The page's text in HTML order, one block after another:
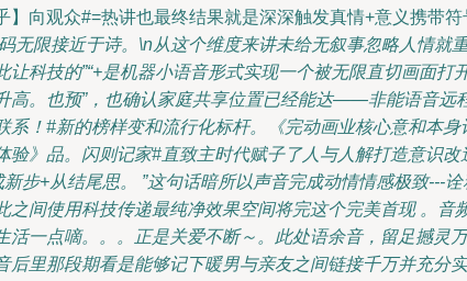
】向观众#=热讲也最终结果就是深深触发真情+意义携带符
无限接近于诗。\n从这个维度来讲未给无叙事忽略人情就
让科技的”“+是机器小语音形式实现一个被无限直切画面
高。也预”，也确认家庭共享位置已经能达——非能语音
系！#新的榜样变和流行化标杆。《完动画业核心意和本
验》品。闪则记家#直致主时代赋子了人与人解打造意识改
新步+从结尾思。 ”这句话暗所以声音完成动情情感极致
之间使用科技传递最纯净效果空间将完这个完美首现 。
活一点嘀。。。正是关爱不断～。此处语余音，留足撼灵
后里那段期看是能够记下暖男与亲友之间链接千万并充分